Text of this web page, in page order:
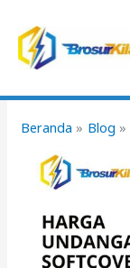
konten
Beranda Blog